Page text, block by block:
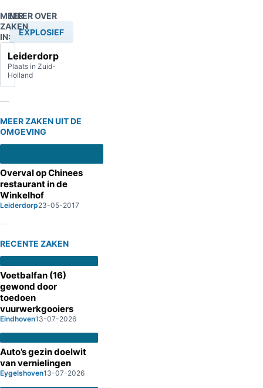
MEER
ZAKEN
IN:
Leiderdorp
Plaats in Zuid-
Holland
MEER OVER
EXPLOSIEF
MEER ZAKEN UIT DE
OMGEVING
Overval op Chinees
restaurant in de
Winkelhof
Leiderdorp23-05-2017
RECENTE ZAKEN
Voetbalfan (16)
gewond door
toedoen
vuurwerkgooiers
Eindhoven13-07-2026
Auto’s gezin doelwit
van vernielingen
Eygelshoven13-07-2026